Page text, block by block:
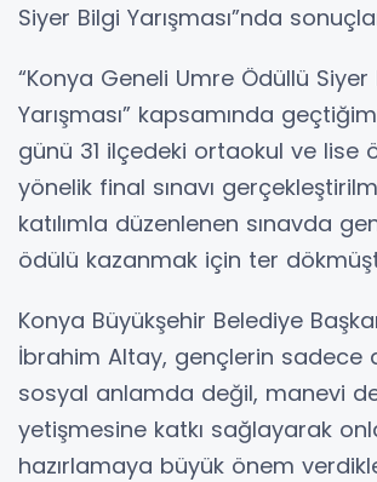
Siyer Bilgi Yarışması”nda
“Konya Geneli Umre Ödüllü Siyer
Yarışması” kapsamında
günü 31 ilçedeki ortaokul ve lise
yönelik final sınavı
katılımla düzenlenen sınavda
ödülü kazanmak için ter
Konya Büyükşehir Belediye
İbrahim Altay, gençlerin sadece
sosyal anlamda değil, manevi
yetişmesine katkı sağlayarak
hazırlamaya büyük önem